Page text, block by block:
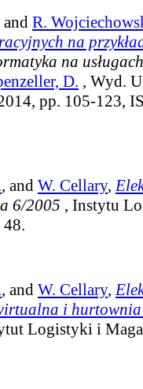
and R.
na
na
D. , Wyd.
pp. 105-123,
, and W. Cellary,
6/2005 , Instytu
, and W. Cellary,
i hurtownia
Logistyki i